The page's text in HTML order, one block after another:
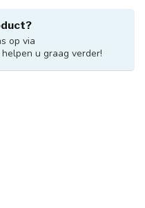
op via
helpen u graag verder!